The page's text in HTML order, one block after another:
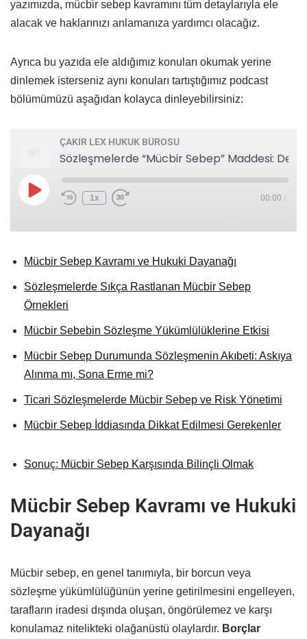
yazımızda, mücbir sebep kavramını tüm detaylarıyla ele
alacak ve haklarınızı anlamanıza yardımcı olacağız.
Ayrıca bu yazıda ele aldığımız konuları okumak yerine
dinlemek isterseniz aynı konuları tartıştığımız podcast
bölümümüzü aşağıdan kolayca dinleyebilirsiniz:
ÇAKIR LEX HUKUK BÜROSU
1x 00:00 /
Mücbir Sebep Kavramı ve Hukuki Dayanağı
Sözleşmelerde Sıkça Rastlanan Mücbir Sebep
Örnekleri
Mücbir Sebebin Sözleşme Yükümlülüklerine Etkisi
Mücbir Sebep Durumunda Sözleşmenin Akıbeti: Askıya
Alınma mı, Sona Erme mi?
Ticari Sözleşmelerde Mücbir Sebep ve Risk Yönetimi
Mücbir Sebep İddiasında Dikkat Edilmesi Gerekenler
Sonuç: Mücbir Sebep Karşısında Bilinçli Olmak
Mücbir Sebep Kavramı ve Hukuki
Dayanağı
Mücbir sebep, en genel tanımıyla, bir borcun veya
sözleşme yükümlülüğünün yerine getirilmesini engelleyen,
tarafların iradesi dışında oluşan, öngörülemez ve karşı
konulamaz nitelikteki olağanüstü olaylardır. Borçlar